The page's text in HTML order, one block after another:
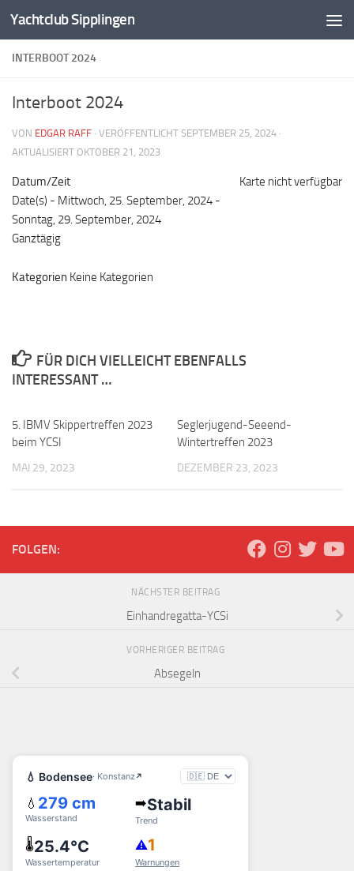
Zum Inhalt springen
Yachtclub Sipplingen
INTERBOOT 2024
Interboot 2024
VON EDGAR RAFF · VERÖFFENTLICHT SEPTEMBER 25, 2024 ·
AKTUALISIERT OKTOBER 21, 2023
Karte nicht verfügbar
Datum/Zeit
Date(s) - Mittwoch, 25. September, 2024 -
Sonntag, 29. September, 2024
Ganztägig
Kategorien Keine Kategorien
FÜR DICH VIELLEICHT EBENFALLS
INTERESSANT …
5. IBMV Skippertreffen 2023
beim YCSI
MAI 29, 2023
Seglerjugend-Seeend-
Wintertreffen 2023
DEZEMBER 23, 2023
FOLGEN:
NÄCHSTER BEITRAG
Einhandregatta-YCSi
VORHERIGER BEITRAG
Absegeln